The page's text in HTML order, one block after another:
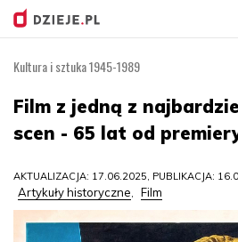
treści
Kultura i sztuka 1945-1989
Film z jedną z
scen - 65 lat od
AKTUALIZACJA: 17.06.2025, PUBLIKACJA:
Artykuły historyczne, Film